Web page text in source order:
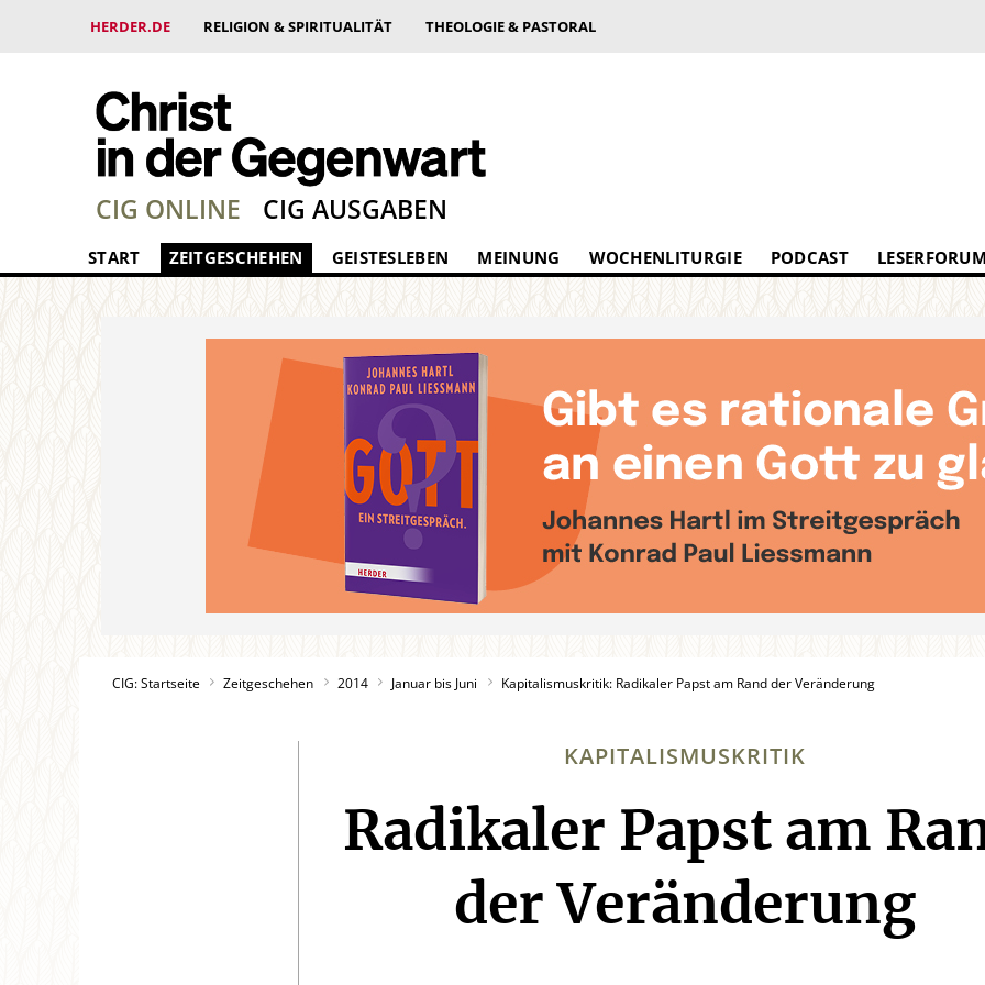
HERDER.DE RELIGION & SPIRITUALITÄT THEOLOGIE & PASTORAL
CIG ONLINE CIG AUSGABEN
START ZEITGESCHEHEN GEISTESLEBEN MEINUNG WOCHENLITURGIE PODCAST
CIG: Startseite Zeitgeschehen 2014 Januar bis Juni Kapitalismuskritik: Radikaler Papst am Rand der Veränderung
KAPITALISMUSKRITIK
:
Radikaler Papst am
der Veränderung